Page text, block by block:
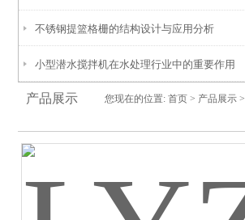
不锈钢提篮格栅的结构设计与应用分析
小型潜水搅拌机在水处理行业中的重要作用
产品展示 您现在的位置: 首页> 产品展示>